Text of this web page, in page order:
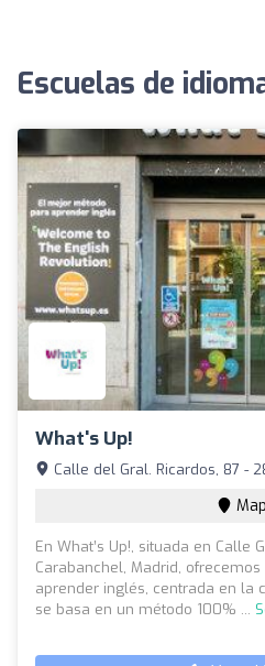
Escuelas de
What's Up!
Calle del Gral. Ricardos, 87 -
En What’s Up!, situada en Calle
Carabanchel, Madrid,
aprender inglés, centrada en la
se basa en un método 100% ...